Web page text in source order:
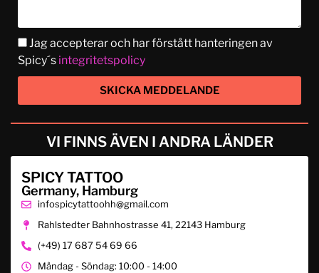
Jag accepterar och har förstått hanteringen av
Spicy´s integritetspolicy
SKICKA MEDDELANDE
VI FINNS ÄVEN I ANDRA LÄNDER
SPICY TATTOO
Germany, Hamburg
infospicytattoohh@gmail.com
Rahlstedter Bahnhostrasse 41, 22143 Hamburg
(+49) 17 687 54 69 66
Måndag - Söndag: 10:00 - 14:00